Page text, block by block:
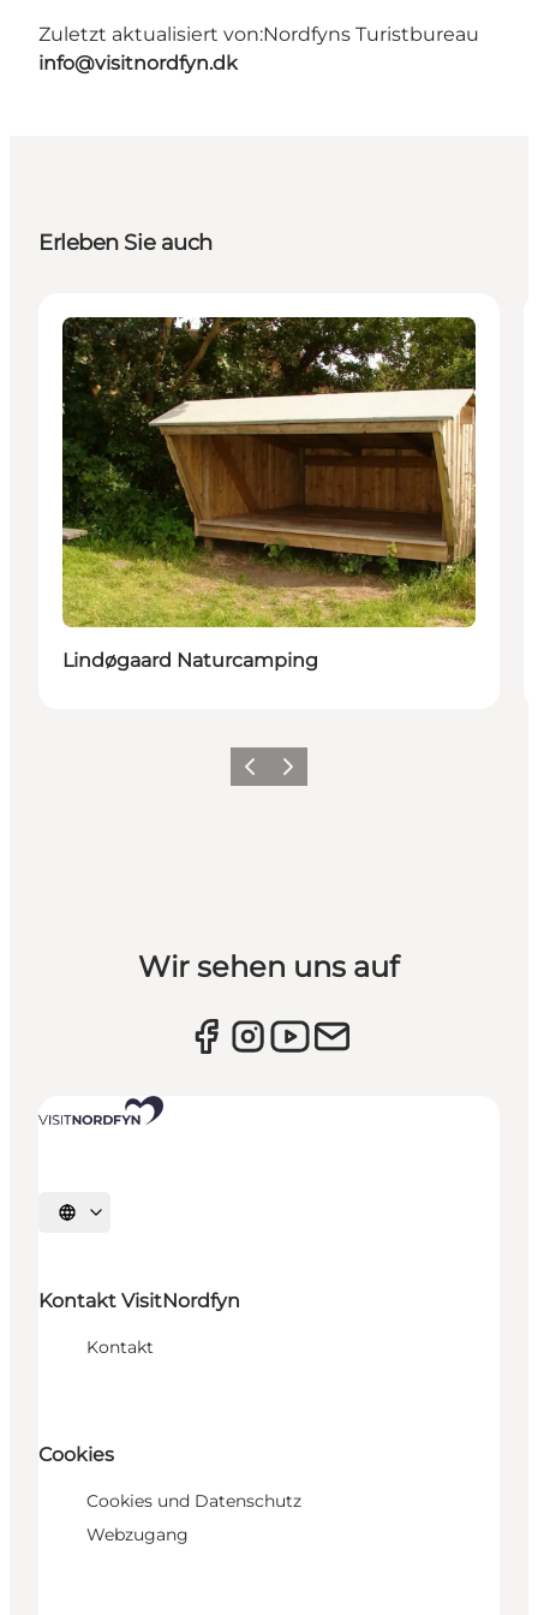
Zuletzt aktualisiert von:Nordfyns Turistbureau
info@visitnordfyn.dk
Erleben Sie auch
Unterkünfte
Lindøgaard Naturcamping
Vorherige Folie
Nächste Folie
Wir sehen uns auf
Sprache auswählen
Kontakt VisitNordfyn
Kontakt
Cookies
Cookies und Datenschutz
Webzugang